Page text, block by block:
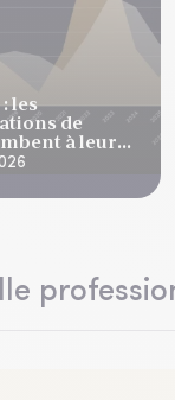
: les
de
à leur
depuis 4